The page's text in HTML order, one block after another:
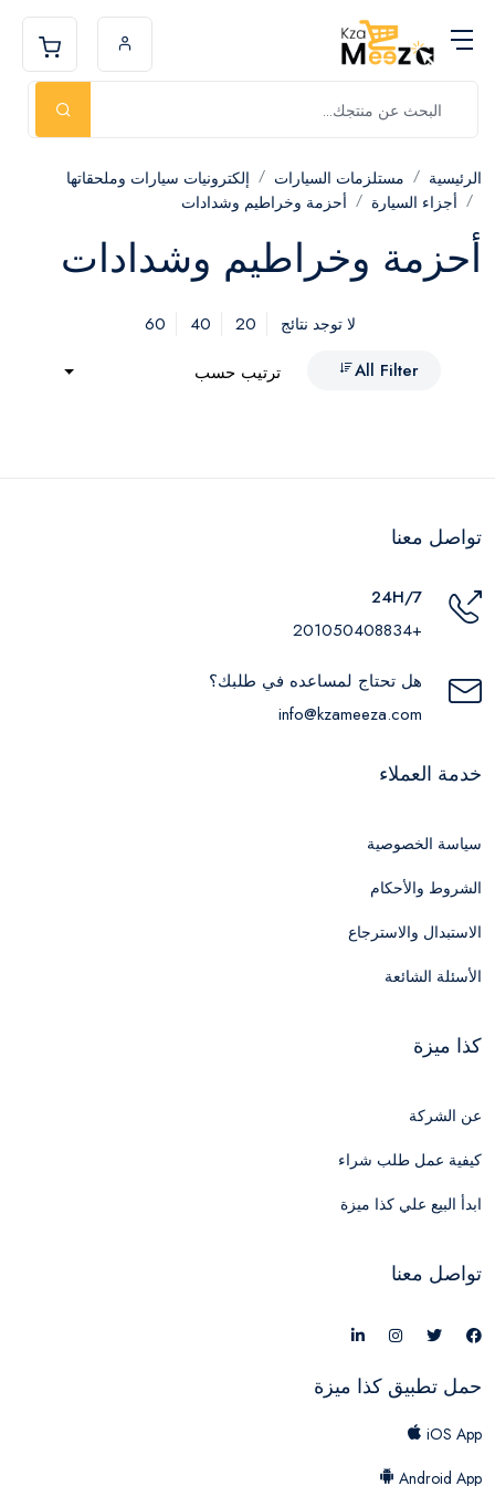
الرئيسية مستلزمات السيارات
إلكترونيات سيارات وملحقاتها
أجزاء السيارة
أحزمة وخراطيم وشدادات
أحزمة وخراطيم وشدادات
لا توجد نتائج 20
40
60
All Filter
ترتيب حسب
تواصل معنا
24H/7
+201050408834
هل تحتاج لمساعده في طلبك؟
info@kzameeza.com
خدمة العملاء
سياسة الخصوصية
الشروط والأحكام
الاستبدال والاسترجاع
الأسئلة الشائعة
كذا ميزة
عن الشركة
كيفية عمل طلب شراء
ابدأ البيع علي كذا ميزة
تواصل معنا
حمل تطبيق كذا ميزة
iOS App
Android App